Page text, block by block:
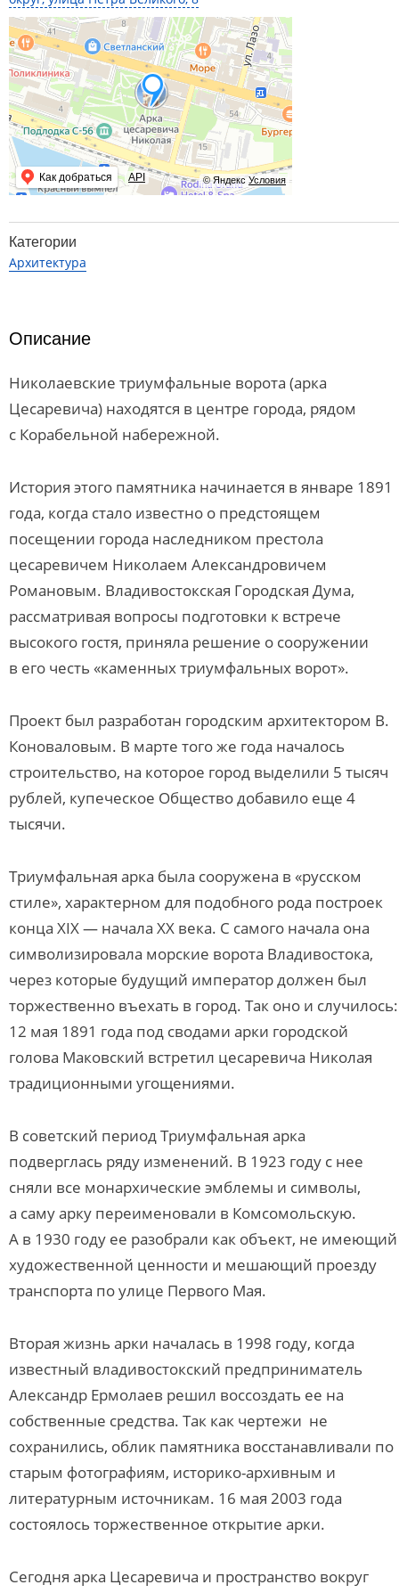
© Яндекс Условия
Как добраться API
Категории
Архитектура
Описание
Николаевские триумфальные ворота (арка
Цесаревича) находятся в центре города, рядом
с Корабельной набережной.
История этого памятника начинается в январе 1891
года, когда стало известно о предстоящем
посещении города наследником престола
цесаревичем Николаем Александровичем
Романовым. Владивостокская Городская Дума,
рассматривая вопросы подготовки к встрече
высокого гостя, приняла решение о сооружении
в его честь «каменных триумфальных ворот».
Проект был разработан городским архитектором В.
Коноваловым. В марте того же года началось
строительство, на которое город выделили 5 тысяч
рублей, купеческое Общество добавило еще 4
тысячи.
Триумфальная арка была сооружена в «русском
стиле», характерном для подобного рода построек
конца ХIХ — начала ХХ века. С самого начала она
символизировала морские ворота Владивостока,
через которые будущий император должен был
торжественно въехать в город. Так оно и случилось:
12 мая 1891 года под сводами арки городской
голова Маковский встретил цесаревича Николая
традиционными угощениями.
В советский период Триумфальная арка
подверглась ряду изменений. В 1923 году с нее
сняли все монархические эмблемы и символы,
а саму арку переименовали в Комсомольскую.
А в 1930 году ее разобрали как объект, не имеющий
художественной ценности и мешающий проезду
транспорта по улице Первого Мая.
Вторая жизнь арки началась в 1998 году, когда
известный владивостокский предприниматель
Александр Ермолаев решил воссоздать ее на
собственные средства. Так как чертежи не
сохранились, облик памятника восстанавливали по
старым фотографиям, историко-архивным и
литературным источникам. 16 мая 2003 года
состоялось торжественное открытие арки.
Сегодня арка Цесаревича и пространство вокруг